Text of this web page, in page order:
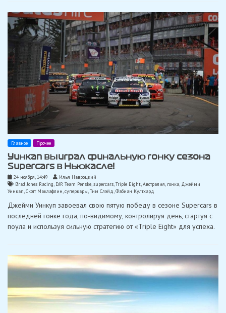
Главное Прочее
Уинкап выиграл финальную гонку сезона
Supercars в Ньюкасле!
24 ноября, 14:49
Илья Навроцкий
Brad Jones Racing, DJR Team Penske,supercars,Triple Eight,Австралия, гонка, Джейми
Уинкап,Скотт Маклафлин,суперкары,Тим Слэйд,Фабиан Култхард
Джейми Уинкуп завоевал свою пятую победу в сезоне Supercars в
последней гонке года, по-видимому, контролируя день, стартуя с
поула и используя сильную стратегию от «Triple Eight» для успеха.